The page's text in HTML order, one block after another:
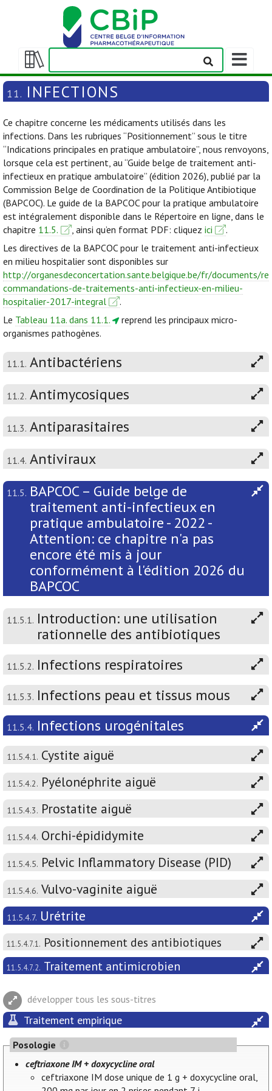
Afficher/masquer
la
table
matières
Afficher/
la
barre
navigation
11. INFECTIONS
Ce chapitre concerne les médicaments utilisés dans les
infections. Dans les rubriques “Positionnement” sous le titre
“Indications principales en pratique ambulatoire”, nous renvoyons,
lorsque cela est pertinent, au “Guide belge de traitement anti-
infectieux en pratique ambulatoire” (édition 2026), publié par la
Commission Belge de Coordination de la Politique Antibiotique
(BAPCOC). Le guide de la BAPCOC pour la pratique ambulatoire
est intégralement disponible dans le Répertoire en ligne, dans le
chapitre 11.5. , ainsi qu’en format PDF: cliquez ici
.
Les directives de la BAPCOC pour le traitement anti-infectieux
en milieu hospitalier sont disponibles sur
http://organesdeconcertation.sante.belgique.be/fr/documents/re
commandations-de-traitements-anti-infectieux-en-milieu-
hospitalier-2017-integral
.
Le Tableau 11a. dans 11.1.
reprend les principaux micro-
organismes pathogènes.
11.1. Antibactériens
11.2. Antimycosiques
11.3. Antiparasitaires
11.4. Antiviraux
11.5. BAPCOC – Guide belge de
traitement anti-infectieux en
pratique ambulatoire - 2022 -
Attention: ce chapitre n'a pas
encore été mis à jour
conformément à l'édition 2026 du
BAPCOC
11.5.1. Introduction: une utilisation
rationnelle des antibiotiques
11.5.2. Infections respiratoires
11.5.3. Infections peau et tissus mous
11.5.4. Infections urogénitales
11.5.4.1. Cystite aiguë
11.5.4.2. Pyélonéphrite aiguë
11.5.4.3. Prostatite aiguë
11.5.4.4. Orchi-épididymite
11.5.4.5. Pelvic Inflammatory Disease (PID)
11.5.4.6. Vulvo-vaginite aiguë
11.5.4.7. Urétrite
11.5.4.7.1. Positionnement des antibiotiques
11.5.4.7.2. Traitement antimicrobien
développer tous les sous-titres
Traitement empirique
Posologie
ceftriaxone IM + doxycycline oral
ceftriaxone IM dose unique de 1 g + doxycycline oral,